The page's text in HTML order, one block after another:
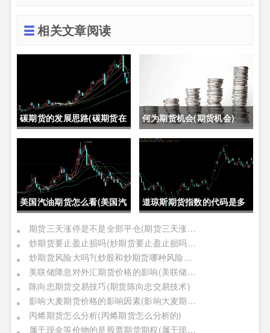
相关文章阅读
碳期货的发展思路(碳期货在
中国的发展)
何为期货机会(期货机会)
美国汽油期货怎么看(美国汽
油期货价格)
道琼斯期货指数的代码是多
少位(道琼斯期货指数的代码
是多少位的)
期货三天涨停是不是全部平仓(期货三天涨停是不是全部平仓了)
炒期货要止盈止损吗(炒期货要止盈止损吗是真的吗)
炒期货风险大吗?(炒股和炒期货哪种风险更大)
美联储降息对外汇期货价格的影响(美联储降息对外汇期货价格的影响有哪些)
陈向忠期货交易技巧(期货陈向忠交易技术)
影响大麦期货价格的影响因素(影响大麦期货价格的影响因素有哪些)
丙烯期货怎么分析(丙烯期货怎么分析的)
属于现金等价物的是股票期货期权(属于现金等价物的是股票期货期权吗)